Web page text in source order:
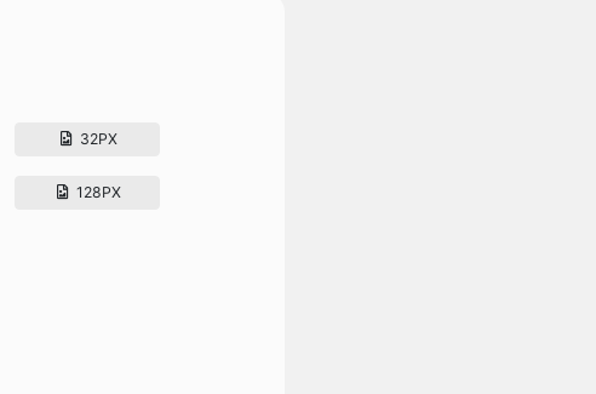
32PX
128PX